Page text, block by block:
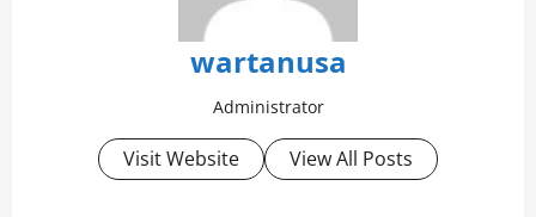
wartanusa
Administrator
Visit Website View All Posts